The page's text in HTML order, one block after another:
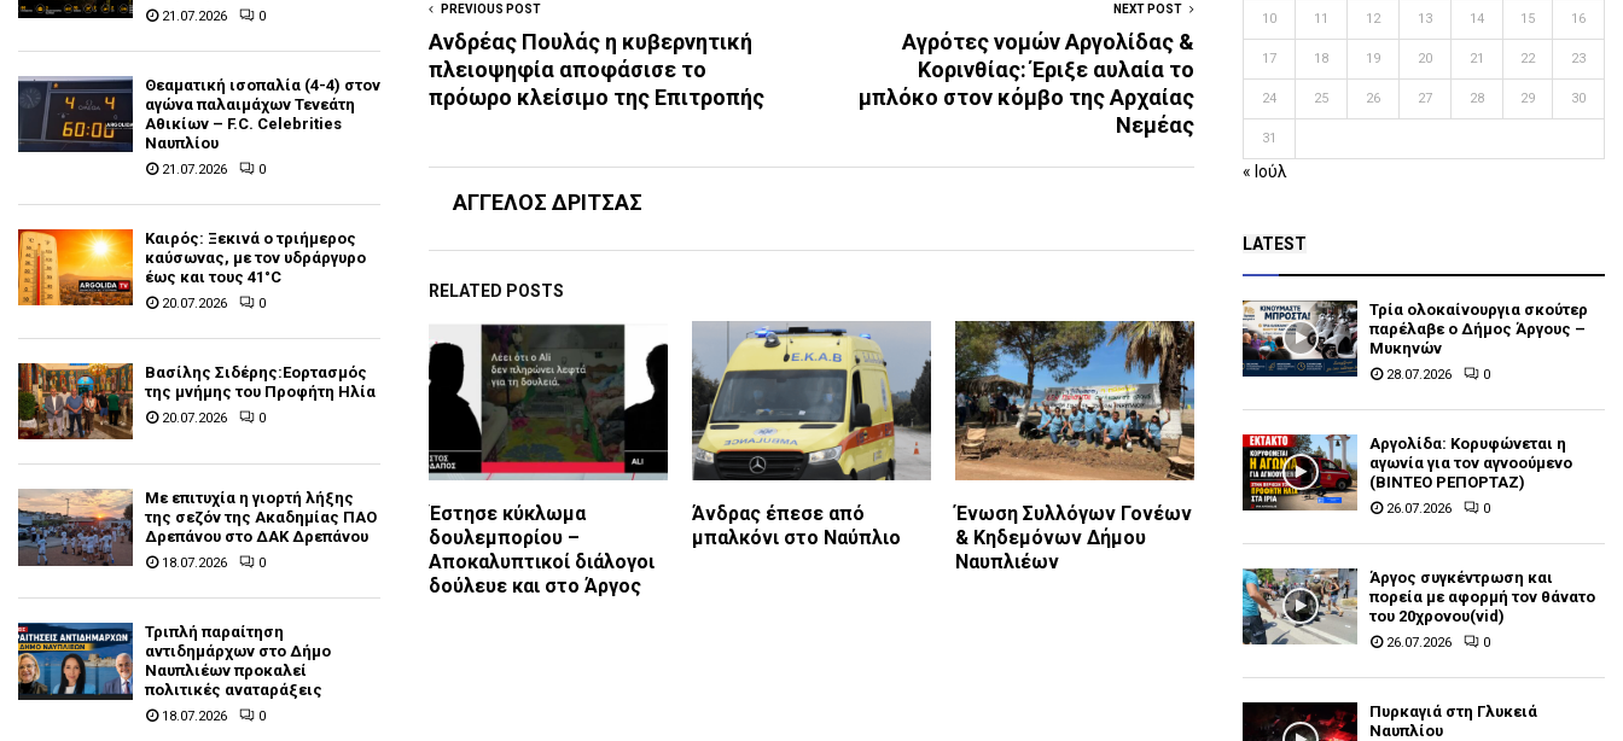
PREVIOUS POST
Ανδρέας Πουλάς η κυβερνητική
πλειοψηφία αποφάσισε το
πρόωρο κλείσιμο της Επιτροπής
NEXT POST
Αγρότες νομών Αργολίδας &
Κορινθίας: Έριξε αυλαία το
μπλόκο στον κόμβο της Αρχαίας
Νεμέας
ΑΓΓΕΛΟΣ ΔΡΙΤΣΑΣ
RELATED POSTS
Έστησε κύκλωμα
δουλεμπορίου –
Αποκαλυπτικοί διάλογοι
δούλευε και στο Άργος
Άνδρας έπεσε από
μπαλκόνι στο Ναύπλιο
Ένωση Συλλόγων Γονέων
& Κηδεμόνων Δήμου
Ναυπλιέων
21.07.2026 0
Θεαματική ισοπαλία (4-4) στον
αγώνα παλαιμάχων Τενεάτη
Αθικίων – F.C. Celebrities
Ναυπλίου
21.07.2026 0
Καιρός: Ξεκινά ο τριήμερος
καύσωνας, με τον υδράργυρο
έως και τους 41°C
20.07.2026 0
Βασίλης Σιδέρης:Εορτασμός
της μνήμης του Προφήτη Ηλία
20.07.2026 0
Με επιτυχία η γιορτή λήξης
της σεζόν της Ακαδημίας ΠΑΟ
Δρεπάνου στο ΔΑΚ Δρεπάνου
18.07.2026 0
Τριπλή παραίτηση
αντιδημάρχων στο Δήμο
Ναυπλιέων προκαλεί
πολιτικές αναταράξεις
18.07.2026 0
10 11 12 13 14 15 16
17 18 19 20 21 22 23
24 25 26 27 28 29 30
31
« Ιούλ
LATEST
Τρία ολοκαίνουργια σκούτερ
παρέλαβε o Δήμος Άργους –
Μυκηνών
28.07.2026 0
Αργολίδα: Κορυφώνεται η
αγωνία για τον αγνοούμενο
(ΒΙΝΤΕΟ ΡΕΠΟΡΤΑΖ)
26.07.2026 0
Άργος συγκέντρωση και
πορεία με αφορμή τον θάνατο
του 20χρονου(vid)
26.07.2026 0
Πυρκαγιά στη Γλυκειά
Ναυπλίου